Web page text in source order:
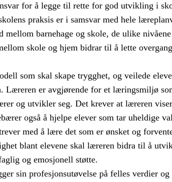
for å legge til rette for god utvikling i
praksis er i samsvar med hele
mellom barnehage og skole, de ulike
skole og hjem bidrar til å lette
som skal skape trygghet, og veilede
Læreren er avgjørende for et læringsmiljø
og utvikler seg. Det krever at læreren
også å hjelpe elever som tar uheldige
med å lære det som er ønsket og
blant elevene skal læreren bidra til å
og emosjonell støtte.
sin profesjonsutøvelse på felles verdier og